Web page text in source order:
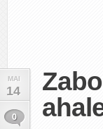
MAI
14
0